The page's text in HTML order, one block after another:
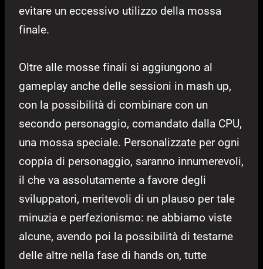
evitare un eccessivo utilizzo della mossa
finale.
Oltre alle mosse finali si aggiungono al
gameplay anche delle sessioni in mash up,
con la possibilità di combinare con un
secondo personaggio, comandato dalla CPU,
una mossa speciale. Personalizzate per ogni
coppia di personaggio, saranno innumerevoli,
il che va assolutamente a favore degli
sviluppatori, meritevoli di un plauso per tale
minuzia e perfezionismo: ne abbiamo viste
alcune, avendo poi la possibilità di testarne
delle altre nella fase di hands on, tutte